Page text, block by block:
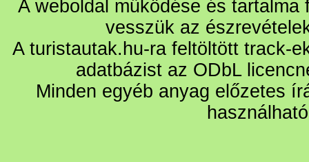
A weboldal működése és
vesszük az
A turistautak.hu-ra feltöltött track-
adatbázist az ODbL
Minden egyéb anyag előzetes